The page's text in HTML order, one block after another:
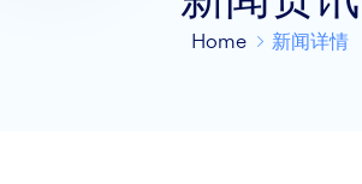
Home 新闻详情